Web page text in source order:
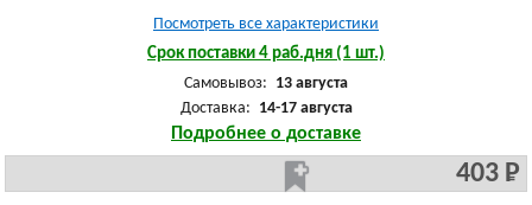
Посмотреть все характеристики
Срок поставки 4 раб.дня (1 шт.)
Самовывоз: 13 августа
Доставка: 14-17 августа
Подробнее о доставке
403 Р